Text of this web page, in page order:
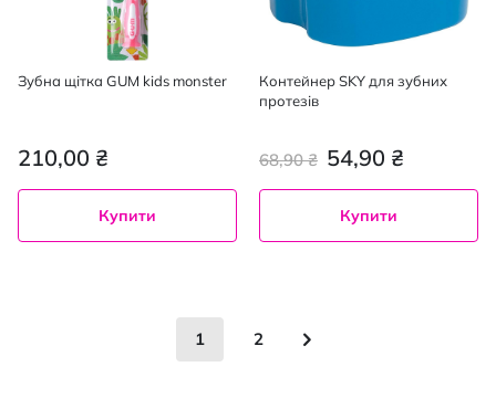
Зубна щітка GUM kids monster
210,00 ₴
Купити
Контейнер SKY для зубних
протезів
54,90 ₴
68,90 ₴
Купити
You're currently reading page
1 Сторінка
2 Сторінка
Наступне